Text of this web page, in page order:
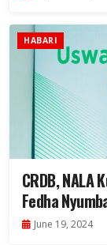
HABARI
CRDB, NALA
Fedha
June 19, 2024